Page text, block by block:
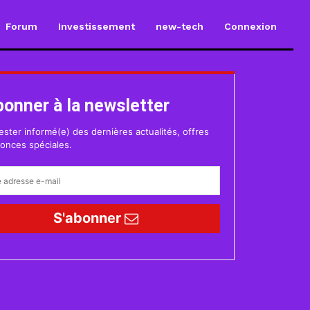
Forum Investissement new-tech Connexion
à la newsletter
informé(e) des dernières actualités, offres
spéciales.
S'abonner